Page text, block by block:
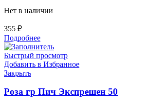
Нет в наличии
355 ₽
Подробнее
Быстрый просмотр
Добавить в Избранное
Закрыть
Роза гр Пич Экспрешен 50